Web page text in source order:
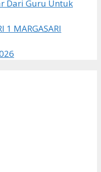
Dari Guru Untuk
1 MARGASARI